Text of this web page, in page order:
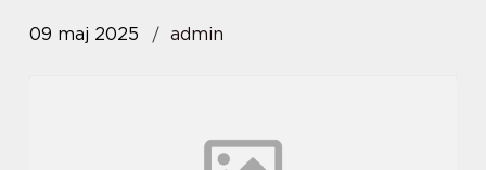
09 maj 2025 admin